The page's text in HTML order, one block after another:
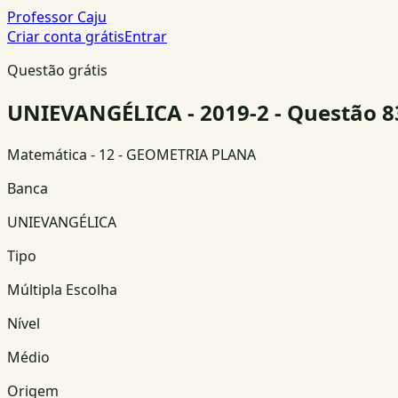
Professor Caju
Criar conta grátisEntrar
Questão grátis
UNIEVANGÉLICA - 2019-2 - Questão
Matemática - 12 - GEOMETRIA PLANA
Banca
UNIEVANGÉLICA
Tipo
Múltipla Escolha
Nível
Médio
Origem